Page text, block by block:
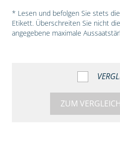
* Lesen und befolgen Sie stets
Etikett. Überschreiten Sie nicht
angegebene maximale
ZUM VERGLEICH